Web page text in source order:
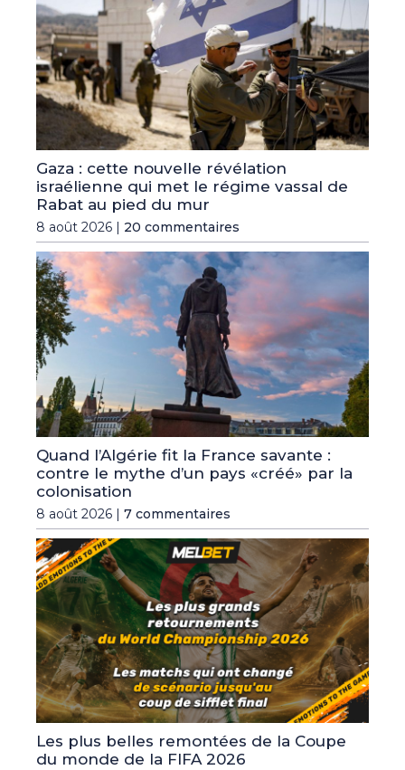
Gaza : cette nouvelle révélation
israélienne qui met le régime vassal de
Rabat au pied du mur
8 août 2026 | 20 commentaires
Quand l’Algérie fit la France savante :
contre le mythe d’un pays «créé» par la
colonisation
8 août 2026 | 7 commentaires
Les plus belles remontées de la Coupe
du monde de la FIFA 2026